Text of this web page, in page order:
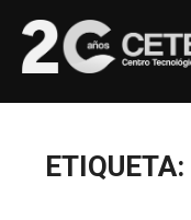
ETIQUETA: